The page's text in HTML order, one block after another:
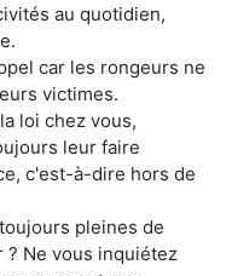
au quotidien,
car les rongeurs ne
victimes.
loi chez vous,
leur faire
c'est-à-dire hors de
pleines de
Ne vous inquiétez